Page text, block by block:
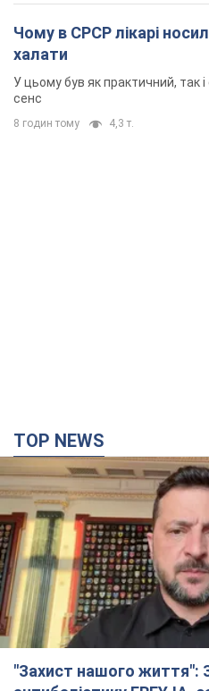
"Захист нашого життя":
антибалістику FREYJA,
підтримку аграріїв. Відео
Європейські партнери
годину тому 11,0 т.
"Балістика вбиває
обговорити
Україною
Глава МЗС Польщі закликав до
Україною